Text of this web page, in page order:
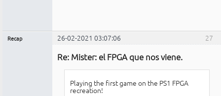
27
Recap 26-02-2021 03:07:06
Re: Mister: el FPGA que nos viene.
Playing the first game on the PS1 FPGA
recreation!